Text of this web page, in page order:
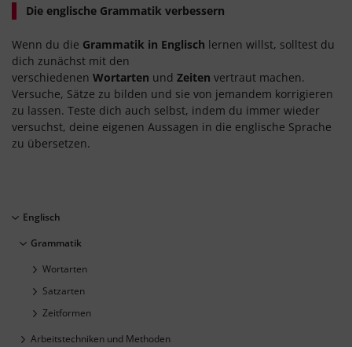
Die englische Grammatik verbessern
Wenn du die Grammatik in Englisch lernen willst, solltest du
dich zunächst mit den
verschiedenen Wortarten und Zeiten vertraut machen.
Versuche, Sätze zu bilden und sie von jemandem korrigieren
zu lassen. Teste dich auch selbst, indem du immer wieder
versuchst, deine eigenen Aussagen in die englische Sprache
zu übersetzen.
Englisch
Grammatik
Wortarten
Satzarten
Zeitformen
Arbeitstechniken und Methoden